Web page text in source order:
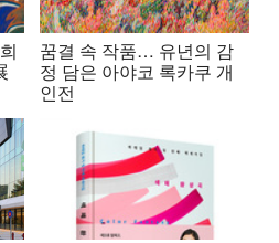
꿈결 속 작품… 유년의 감
정 담은 아야코 록카쿠 개
인전